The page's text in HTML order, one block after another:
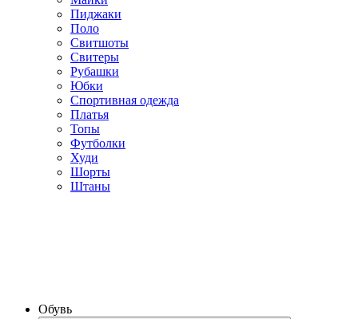
Пиджаки
Поло
Свитшоты
Свитеры
Рубашки
Юбки
Спортивная одежда
Платья
Топы
Футболки
Худи
Шорты
Штаны
Обувь